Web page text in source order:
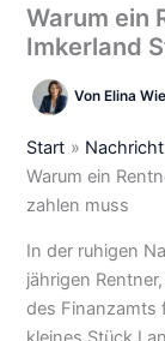
Warum ein
Imkerland
Von Elina
Start
Nachricht
Warum ein
zahlen muss
In der ruhigen
jährigen
des Finanzamts